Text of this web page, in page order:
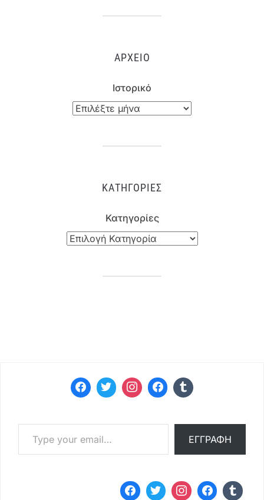
ΑΡΧΕΊΟ
Ιστορικό
ΚΑΤΗΓΟΡΊΕΣ
Κατηγορίες
Type your email…
ΕΓΓΡΑΦΉ